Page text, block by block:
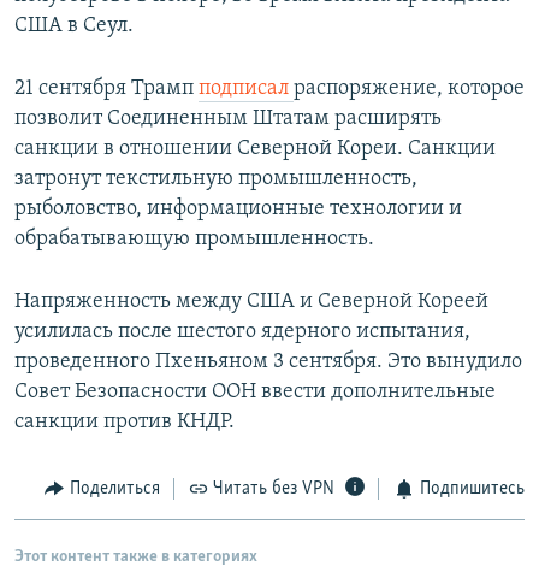
США в Сеул.
21 сентября Трамп подписал распоряжение, которое
позволит Соединенным Штатам расширять
санкции в отношении Северной Кореи. Санкции
затронут текстильную промышленность,
рыболовство, информационные технологии и
обрабатывающую промышленность.
Напряженность между США и Северной Кореей
усилилась после шестого ядерного испытания,
проведенного Пхеньяном 3 сентября. Это вынудило
Совет Безопасности ООН ввести дополнительные
санкции против КНДР.
Поделиться Читать без VPN Подпишитесь
Этот контент также в категориях